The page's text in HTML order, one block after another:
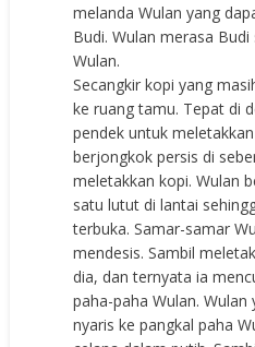
melanda Wulan yang
Budi. Wulan merasa
Wulan.
Secangkir kopi yang
ke ruang tamu. Tepat di
pendek untuk
berjongkok persis di
meletakkan kopi. Wulan
satu lutut di lantai
terbuka. Samar-samar
mendesis. Sambil
dia, dan ternyata ia
paha-paha Wulan.
nyaris ke pangkal paha